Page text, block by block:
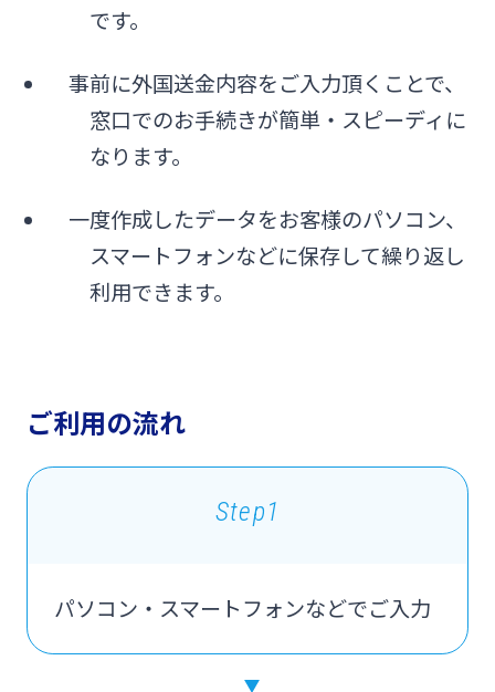
宮崎銀行について
ニュースリリース一覧
お問い合わせ先一覧
です。
事前に外国送金内容をご入力頂くことで、
窓口でのお手続きが簡単・スピーディに
なります。
一度作成したデータをお客様のパソコン、
スマートフォンなどに保存して繰り返し
利用できます。
ご利用の流れ
Step1
パソコン・スマートフォンなどでご入力